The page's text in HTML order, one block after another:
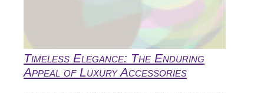
Timeless Elegance: The Enduring
Appeal of Luxury Accessories